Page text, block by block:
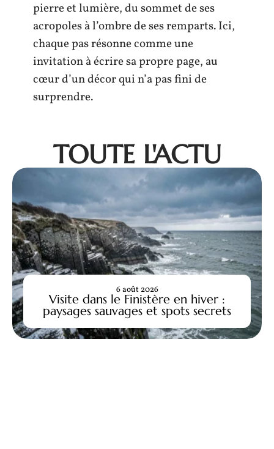
pierre et lumière, du sommet de ses
acropoles à l’ombre de ses remparts. Ici,
chaque pas résonne comme une
invitation à écrire sa propre page, au
cœur d’un décor qui n’a pas fini de
surprendre.
TOUTE L'ACTU
Visite dans le Finistère en hiver :
paysages sauvages et spots secrets
6 août 2026